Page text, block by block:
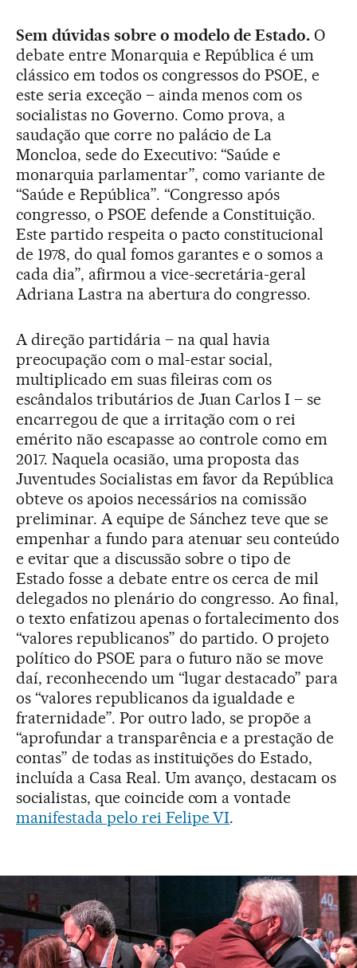
Sem dúvidas sobre o modelo de Estado. O
debate entre Monarquia e República é um
clássico em todos os congressos do PSOE, e
este seria exceção – ainda menos com os
socialistas no Governo. Como prova, a
saudação que corre no palácio de La
Moncloa, sede do Executivo: “Saúde e
monarquia parlamentar”, como variante de
“Saúde e República”. “Congresso após
congresso, o PSOE defende a Constituição.
Este partido respeita o pacto constitucional
de 1978, do qual fomos garantes e o somos a
cada dia”, afirmou a vice-secretária-geral
Adriana Lastra na abertura do congresso.
A direção partidária – na qual havia
preocupação com o mal-estar social,
multiplicado em suas fileiras com os
escândalos tributários de Juan Carlos I – se
encarregou de que a irritação com o rei
emérito não escapasse ao controle como em
2017. Naquela ocasião, uma proposta das
Juventudes Socialistas em favor da República
obteve os apoios necessários na comissão
preliminar. A equipe de Sánchez teve que se
empenhar a fundo para atenuar seu conteúdo
e evitar que a discussão sobre o tipo de
Estado fosse a debate entre os cerca de mil
delegados no plenário do congresso. Ao final,
o texto enfatizou apenas o fortalecimento dos
“valores republicanos” do partido. O projeto
político do PSOE para o futuro não se move
daí, reconhecendo um “lugar destacado” para
os “valores republicanos da igualdade e
fraternidade”. Por outro lado, se propõe a
“aprofundar a transparência e a prestação de
contas” de todas as instituições do Estado,
incluída a Casa Real. Um avanço, destacam os
socialistas, que coincide com a vontade
manifestada pelo rei Felipe VI.